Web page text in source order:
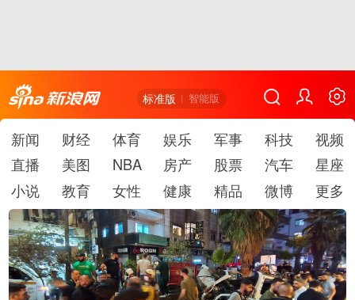
标准版 智能版
新闻 财经 体育 娱乐 军事 科技
视频
直播
美图 NBA 房产 股票 汽车
星座
小说
教育 女性 健康 精品 微博 更多